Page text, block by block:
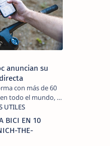
anuncian su
con más de 60
todo el mundo, y
GPS
por su
BICI EN 10
THE-